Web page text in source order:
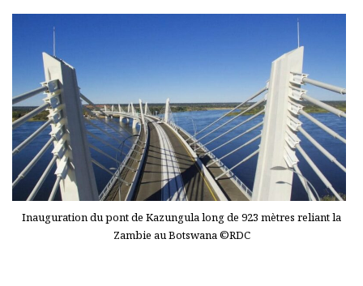
Inauguration du pont de Kazungula long de 923 mètres reliant la
Zambie au Botswana ©RDC